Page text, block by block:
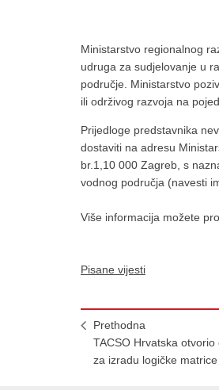
Ministarstvo regionalnog
udruga za sudjelovanje u
područje. Ministarstvo
ili održivog razvoja na
Prijedloge predstavnika
dostaviti na adresu
br.1,10 000 Zagreb, s
vodnog područja (navesti
Više informacija možete
Pisane vijesti
Prethodna
TACSO Hrvatska
za izradu logičke matrice